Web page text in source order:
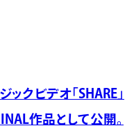
ックビデオ「SHARE」
作品として公開。